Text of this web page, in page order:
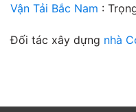
Vận Tải Bắc Nam :
Đối tác xây dựng nhà